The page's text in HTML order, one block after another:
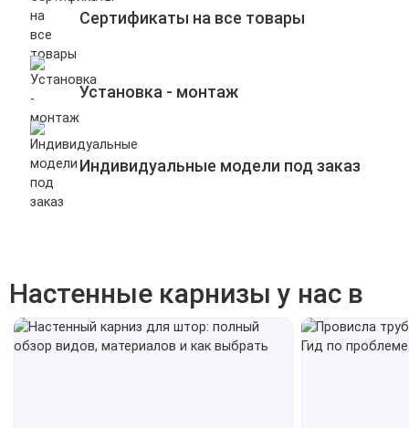
Сертификаты на все товары
Установка - монтаж
Индивидуальные модели под заказ
Настенные карнизы у нас в